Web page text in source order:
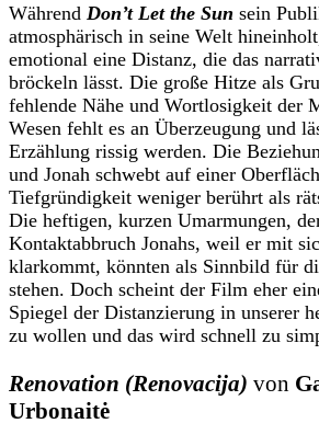
Während Don’t Let the Sun sein
atmosphärisch in seine Welt
emotional eine Distanz, die das
bröckeln lässt. Die große Hitze als
fehlende Nähe und Wortlosigkeit der
Wesen fehlt es an Überzeugung und
Erzählung rissig werden. Die
und Jonah schwebt auf einer
Tiefgründigkeit weniger berührt als
Die heftigen, kurzen Umarmungen,
Kontaktabbruch Jonahs, weil er mit
klarkommt, könnten als Sinnbild für
stehen. Doch scheint der Film eher
Spiegel der Distanzierung in unserer
zu wollen und das wird schnell zu
Renovation (Renovacija) von
Urbonaitė